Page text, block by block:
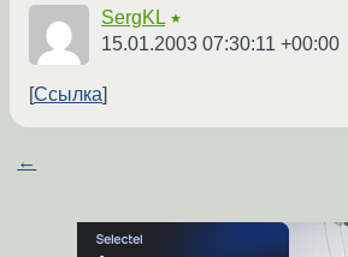
SergKL ★
15.01.2003 07:30:11 +00:00
Ссылка
←